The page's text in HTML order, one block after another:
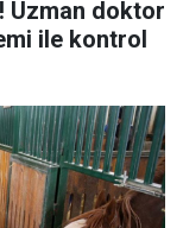
Uzman doktor
ile kontrol